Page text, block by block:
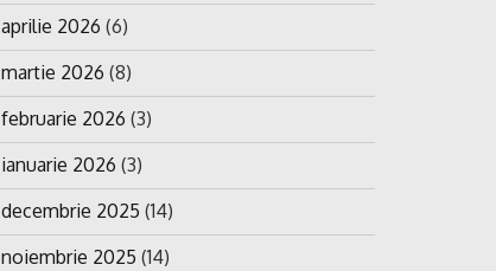
aprilie 2026 (6)
martie 2026 (8)
februarie 2026 (3)
ianuarie 2026 (3)
decembrie 2025 (14)
noiembrie 2025 (14)